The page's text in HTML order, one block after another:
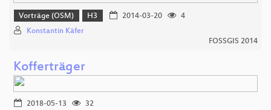
Vorträge (OSM) H3 2014-03-20
4
Konstantin Käfer
FOSSGIS 2014
Kofferträger
2018-05-13
32